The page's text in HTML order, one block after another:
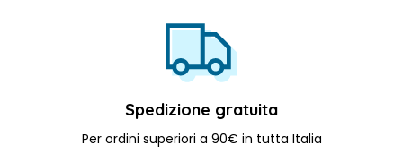
Spedizione gratuita
Per ordini superiori a 90€ in tutta Italia